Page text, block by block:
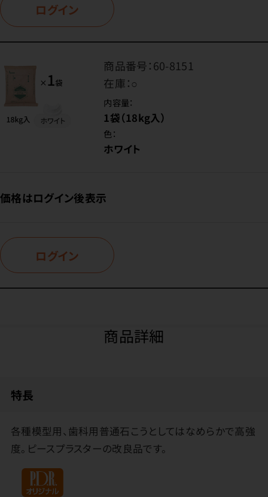
ログイン
商品番号：60-8151
在庫：○
内容量：
1袋（18kg入）
色：
ホワイト
価格はログイン後表示
ログイン
商品詳細
特長
各種模型用、歯科用普通石こうとしてはなめらかで高強
度。ピースプラスターの改良品です。